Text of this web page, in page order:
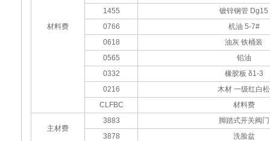
材料费
1455
镀锌钢管 Dg15
0766
机油 5-7#
0618
油灰 铁桶装
0565
铅油
0332
橡胶板 δ1-3
0216
木材 一级红白松
CLFBC
材料费
主材费
3883
脚踏式开关阀门
3878
洗脸盆